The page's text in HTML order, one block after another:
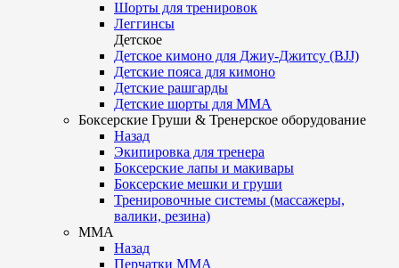
Шорты для тренировок
Леггинсы
Детское
Детское кимоно для Джиу-Джитсу (BJJ)
Детские пояса для кимоно
Детские рашгарды
Детские шорты для ММА
Боксерские Груши & Тренерское оборудование
Назад
Экипировка для тренера
Боксерские лапы и макивары
Боксерские мешки и груши
Тренировочные системы (массажеры,
валики, резина)
ММА
Назад
Перчатки ММА